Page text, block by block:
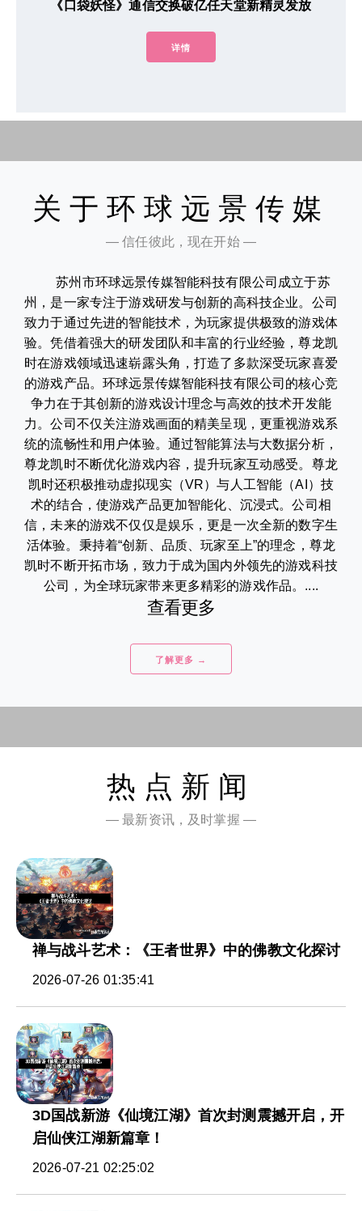
《口袋妖怪》通信交换破亿任天堂新精灵发放
详情
关于环球远景传媒
— 信任彼此，现在开始 —
苏州市环球远景传媒智能科技有限公司成立于苏
州，是一家专注于游戏研发与创新的高科技企业。公司
致力于通过先进的智能技术，为玩家提供极致的游戏体
验。凭借着强大的研发团队和丰富的行业经验，尊龙凯
时在游戏领域迅速崭露头角，打造了多款深受玩家喜爱
的游戏产品。环球远景传媒智能科技有限公司的核心竞
争力在于其创新的游戏设计理念与高效的技术开发能
力。公司不仅关注游戏画面的精美呈现，更重视游戏系
统的流畅性和用户体验。通过智能算法与大数据分析，
尊龙凯时不断优化游戏内容，提升玩家互动感受。尊龙
凯时还积极推动虚拟现实（VR）与人工智能（AI）技
术的结合，使游戏产品更加智能化、沉浸式。公司相
信，未来的游戏不仅仅是娱乐，更是一次全新的数字生
活体验。秉持着“创新、品质、玩家至上”的理念，尊龙
凯时不断开拓市场，致力于成为国内外领先的游戏科技
公司，为全球玩家带来更多精彩的游戏作品。....
查看更多
了解更多 →
热点新闻
— 最新资讯，及时掌握 —
禅与战斗艺术：《王者世界》中的佛教文化探讨
2026-07-26 01:35:41
3D国战新游《仙境江湖》首次封测震撼开启，开
启仙侠江湖新篇章！
2026-07-21 02:25:02